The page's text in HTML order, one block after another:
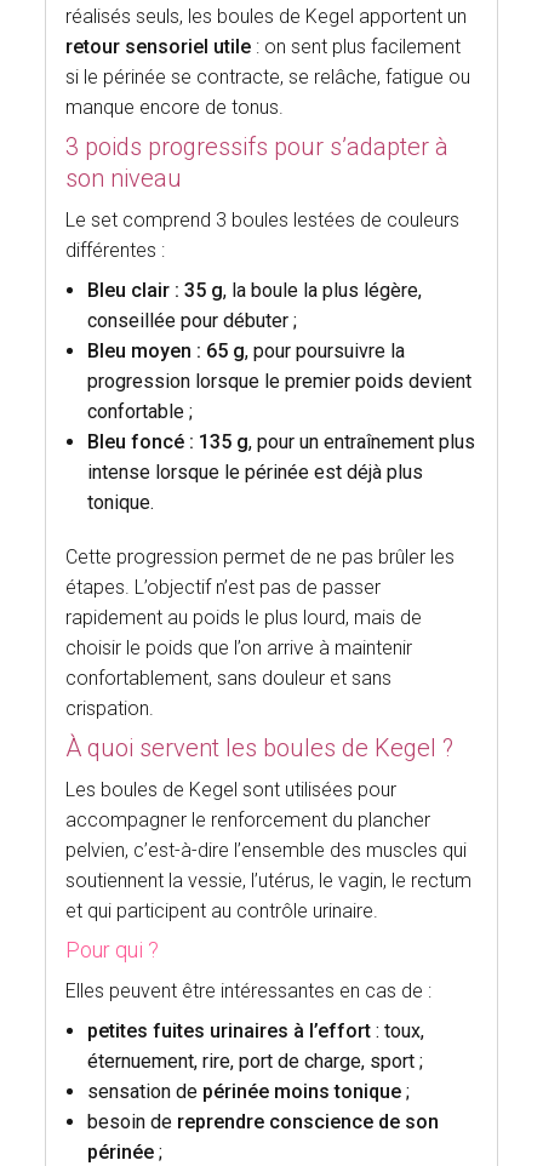
réalisés seuls, les boules de Kegel apportent un
retour sensoriel utile : on sent plus facilement
si le périnée se contracte, se relâche, fatigue ou
manque encore de tonus.
3 poids progressifs pour s’adapter à
son niveau
Le set comprend 3 boules lestées de couleurs
différentes :
Bleu clair : 35 g, la boule la plus légère,
conseillée pour débuter ;
Bleu moyen : 65 g, pour poursuivre la
progression lorsque le premier poids devient
confortable ;
Bleu foncé : 135 g, pour un entraînement plus
intense lorsque le périnée est déjà plus
tonique.
Cette progression permet de ne pas brûler les
étapes. L’objectif n’est pas de passer
rapidement au poids le plus lourd, mais de
choisir le poids que l’on arrive à maintenir
confortablement, sans douleur et sans
crispation.
À quoi servent les boules de Kegel ?
Les boules de Kegel sont utilisées pour
accompagner le renforcement du plancher
pelvien, c’est-à-dire l’ensemble des muscles qui
soutiennent la vessie, l’utérus, le vagin, le rectum
et qui participent au contrôle urinaire.
Pour qui ?
Elles peuvent être intéressantes en cas de :
petites fuites urinaires à l’effort : toux,
éternuement, rire, port de charge, sport ;
sensation de périnée moins tonique ;
besoin de reprendre conscience de son
périnée ;